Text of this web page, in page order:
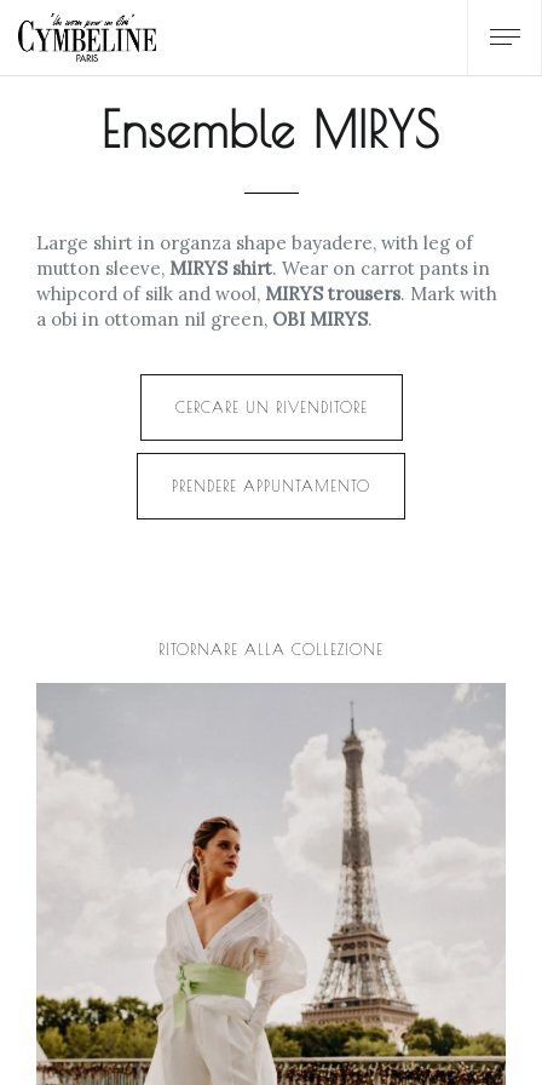
Ensemble MIRYS
Large shirt in organza shape bayadere, with leg of
mutton sleeve, MIRYS shirt. Wear on carrot pants in
whipcord of silk and wool, MIRYS trousers. Mark with
a obi in ottoman nil green, OBI MIRYS.
CERCARE UN RIVENDITORE
PRENDERE APPUNTAMENTO
RITORNARE ALLA COLLEZIONE